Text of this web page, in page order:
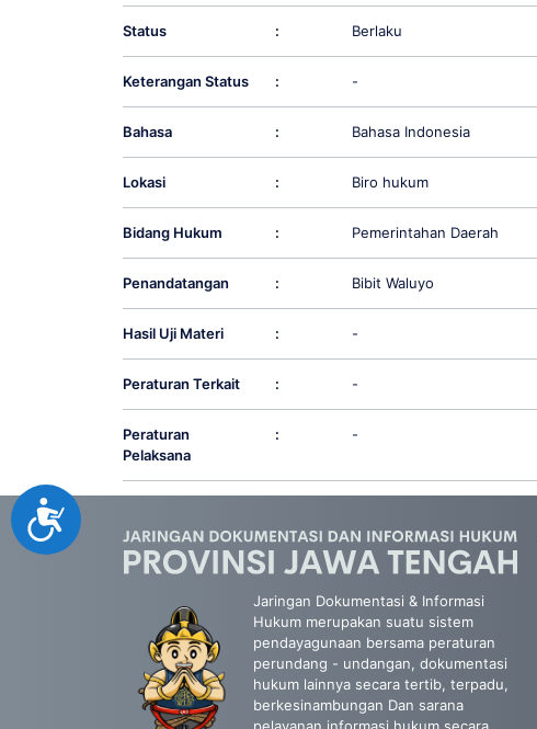
Accessibility
Status : Berlaku
Keterangan Status : -
Bahasa : Bahasa Indonesia
Lokasi : Biro hukum
Bidang Hukum : Pemerintahan Daerah
Penandatangan : Bibit Waluyo
Hasil Uji Materi : -
Peraturan Terkait : -
Peraturan
Pelaksana
: -
Jaringan Dokumentasi & Informasi
Hukum merupakan suatu sistem
pendayagunaan bersama peraturan
perundang - undangan, dokumentasi
hukum lainnya secara tertib, terpadu,
berkesinambungan Dan sarana